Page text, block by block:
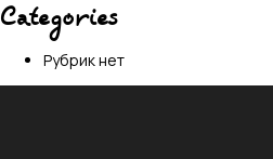
Categories
Рубрик нет